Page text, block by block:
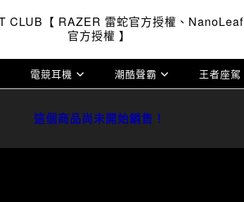
CLUB【 RAZER 雷蛇官方授權、NanoLeaf
官方授權 】
電競耳機 潮酷聲霸 王者座駕
這個商品尚未開始銷售！